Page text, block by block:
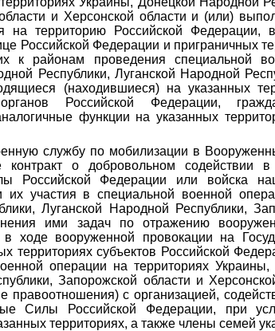
и Херсонской области и (или)
на территорию Российской Федерации,
Российской Федерации и приграничных
к районам проведения специальной
Республики, Луганской Народной
(находившиеся) на указанных
органов Российской Федерации,
функции на указанных
службу по мобилизации в
контракт о добровольном содействии
Российской Федерации или войска
их участия в специальной военной
Луганской Народной Республики,
ими задач по отражению
ходе вооруженной провокации на
территориях субъектов Российской
операции на территориях
Запорожской области и
правоотношения) с организацией,
Силы Российской Федерации, при
территориях, а также члены семей